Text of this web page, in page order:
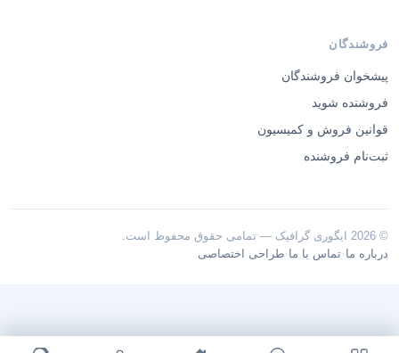
فروشندگان
پیشخوان فروشندگان
فروشنده شوید
قوانین فروش و کمیسیون
ثبت‌نام فروشنده
© 2026 ایگوری گرافیک — تمامی حقوق محفوظ است.
درباره ما ·تماس با ما ·طراحی اختصاصی